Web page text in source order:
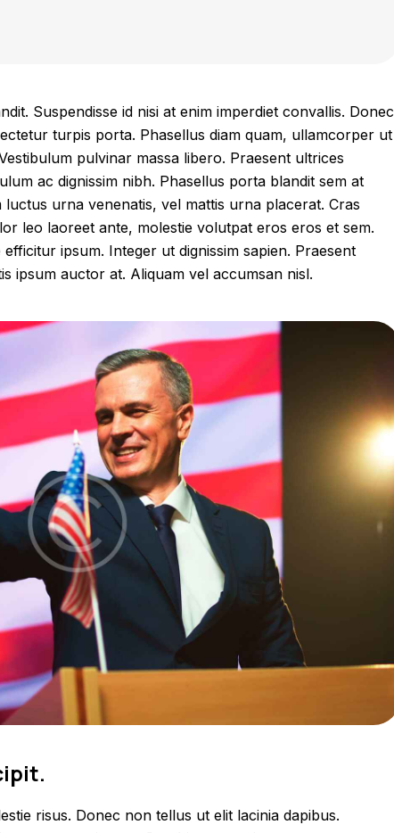
Suspendisse id nisi at enim imperdiet convallis. Donec
turpis porta. Phasellus diam quam, ullamcorper ut
pulvinar massa libero. Praesent ultrices
ac dignissim nibh. Phasellus porta blandit sem at
urna venenatis, vel mattis urna placerat. Cras
leo laoreet ante, molestie volutpat eros eros et sem.
ipsum. Integer ut dignissim sapien. Praesent
ipsum auctor at. Aliquam vel accumsan nisl.
risus. Donec non tellus ut elit lacinia dapibus.